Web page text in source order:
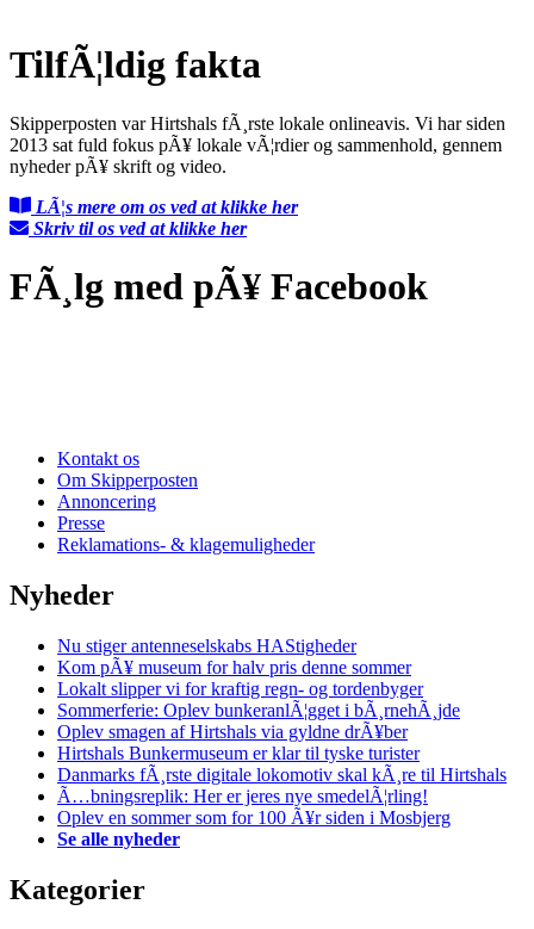
TilfÃ¦ldig fakta
Skipperposten var Hirtshals fÃ¸rste lokale onlineavis. Vi har siden
2013 sat fuld fokus pÃ¥ lokale vÃ¦rdier og sammenhold, gennem
nyheder pÃ¥ skrift og video.
LÃ¦s mere om os ved at klikke her
Skriv til os ved at klikke her
FÃ¸lg med pÃ¥ Facebook
Kontakt os
Om Skipperposten
Annoncering
Presse
Reklamations- & klagemuligheder
Nyheder
Nu stiger antenneselskabs HAStigheder
Kom pÃ¥ museum for halv pris denne sommer
Lokalt slipper vi for kraftig regn- og tordenbyger
Sommerferie: Oplev bunkeranlÃ¦gget i bÃ¸rnehÃ¸jde
Oplev smagen af Hirtshals via gyldne drÃ¥ber
Hirtshals Bunkermuseum er klar til tyske turister
Danmarks fÃ¸rste digitale lokomotiv skal kÃ¸re til Hirtshals
Ã…bningsreplik: Her er jeres nye smedelÃ¦rling!
Oplev en sommer som for 100 Ã¥r siden i Mosbjerg
Se alle nyheder
Kategorier